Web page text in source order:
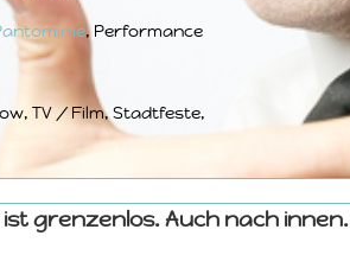
, Performance
TV / Film, Stadtfeste,
grenzenlos. Auch nach innen.